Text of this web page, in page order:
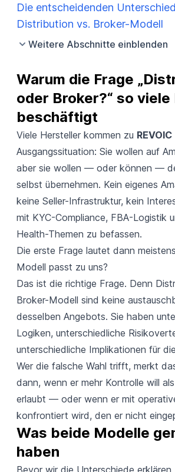
Die entscheidenden
Distribution vs. Broker-Modell
Weitere Abschnitte einblenden
Warum die Frage
oder Broker?“ so viele
beschäftigt
Viele Hersteller kommen zu REVOIC
Ausgangssituation: Sie wollen auf
aber sie wollen — oder können —
selbst übernehmen. Kein eigenes
keine Seller-Infrastruktur, kein
mit KYC-Compliance, FBA-Logistik
Health-Themen zu befassen.
Die erste Frage lautet dann
Modell passt zu uns?
Das ist die richtige Frage. Denn
Broker-Modell sind keine
desselben Angebots. Sie haben
Logiken, unterschiedliche
unterschiedliche Implikationen für
Wer die falsche Wahl trifft, merkt
dann, wenn er mehr Kontrolle will
erlaubt — oder wenn er mit
konfrontiert wird, den er nicht
Was beide Modelle
haben
Bevor wir die Unterschiede